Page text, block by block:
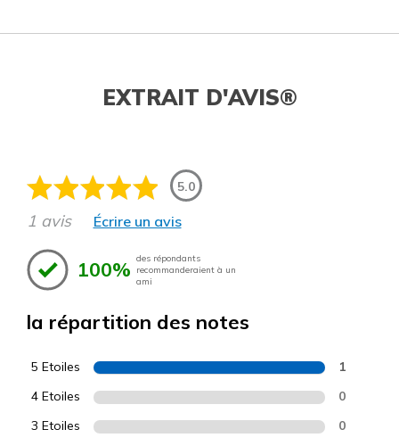
EXTRAIT D'AVIS®
5.0
1 avis Écrire un avis
100% des répondants
recommanderaient à un
ami
la répartition des notes
5 Etoiles 1
4 Etoiles 0
3 Etoiles 0